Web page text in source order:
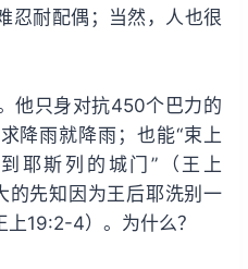
忍耐配偶；当然，人也很
他只身对抗450个巴力的
降雨就降雨；也能“束上
耶斯列的城门”（王上
的先知因为王后耶洗别一
19:2-4）。为什么？